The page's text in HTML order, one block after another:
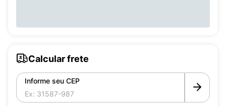
Calcular frete
Informe seu CEP